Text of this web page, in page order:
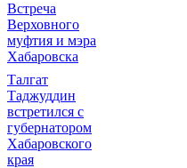
Встреча
Верховного
муфтия и мэра
Хабаровска
Талгат
Таджуддин
встретился с
губернатором
Хабаровского
края